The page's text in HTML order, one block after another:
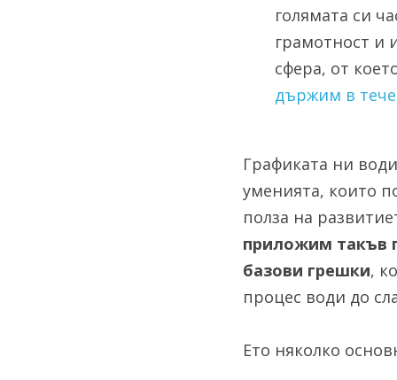
голямата си
грамотност и
сфера, от
държим в
Графиката ни
уменията, които
полза на
приложим такъв
базови грешки,
процес води до
Ето няколко